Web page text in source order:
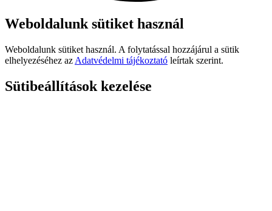
Weboldalunk sütiket használ
Weboldalunk sütiket használ. A folytatással hozzájárul a sütik
elhelyezéséhez az Adatvédelmi tájékoztató leírtak szerint.
Sütibeállítások kezelése